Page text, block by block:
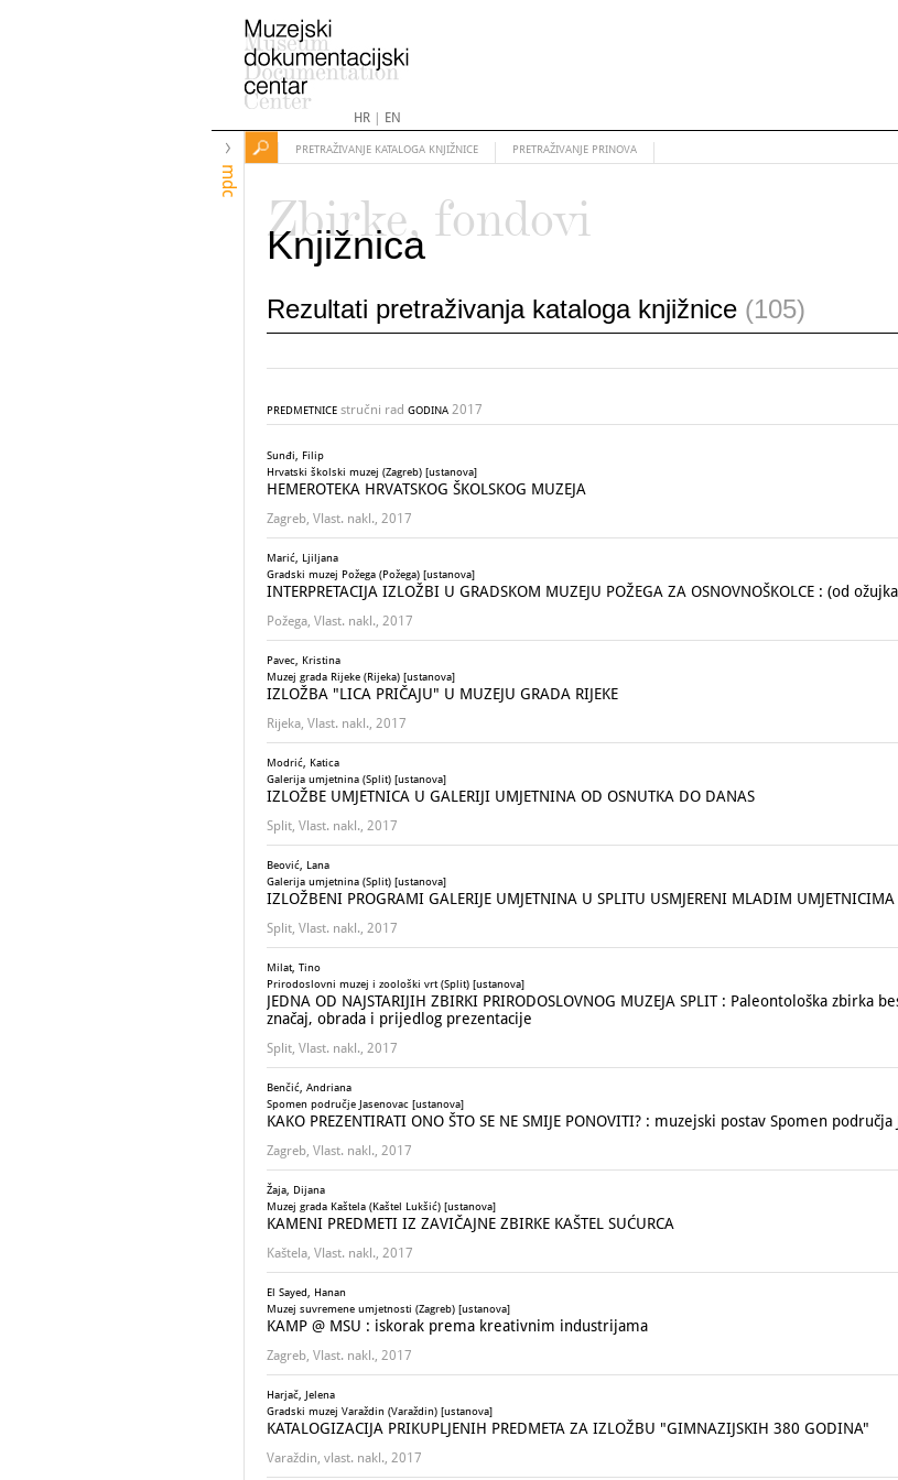
HR| EN
mdc
PRETRAŽIVANJE KATALOGA KNJIŽNICE PRETRAŽIVANJE PRINOVA
Zbirke, fondovi
Knjižnica
Rezultati pretraživanja kataloga knjižnice (105)
PREDMETNICE stručni rad GODINA 2017
Sunđi, Filip
Hrvatski školski muzej (Zagreb) [ustanova]
HEMEROTEKA HRVATSKOG ŠKOLSKOG MUZEJA
Zagreb, Vlast. nakl., 2017
Marić, Ljiljana
Gradski muzej Požega (Požega) [ustanova]
INTERPRETACIJA IZLOŽBI U GRADSKOM MUZEJU POŽEGA ZA OSNOVNOŠKOLCE : (od
Požega, Vlast. nakl., 2017
Pavec, Kristina
Muzej grada Rijeke (Rijeka) [ustanova]
IZLOŽBA "LICA PRIČAJU" U MUZEJU GRADA RIJEKE
Rijeka, Vlast. nakl., 2017
Modrić, Katica
Galerija umjetnina (Split) [ustanova]
IZLOŽBE UMJETNICA U GALERIJI UMJETNINA OD OSNUTKA DO DANAS
Split, Vlast. nakl., 2017
Beović, Lana
Galerija umjetnina (Split) [ustanova]
IZLOŽBENI PROGRAMI GALERIJE UMJETNINA U SPLITU USMJERENI MLADIM
Split, Vlast. nakl., 2017
Milat, Tino
Prirodoslovni muzej i zoološki vrt (Split) [ustanova]
JEDNA OD NAJSTARIJIH ZBIRKI PRIRODOSLOVNOG MUZEJA SPLIT : Paleontološka
značaj, obrada i prijedlog prezentacije
Split, Vlast. nakl., 2017
Benčić, Andriana
Spomen područje Jasenovac [ustanova]
KAKO PREZENTIRATI ONO ŠTO SE NE SMIJE PONOVITI? : muzejski postav Spomen
Zagreb, Vlast. nakl., 2017
Žaja, Dijana
Muzej grada Kaštela (Kaštel Lukšić) [ustanova]
KAMENI PREDMETI IZ ZAVIČAJNE ZBIRKE KAŠTEL SUĆURCA
Kaštela, Vlast. nakl., 2017
El Sayed, Hanan
Muzej suvremene umjetnosti (Zagreb) [ustanova]
KAMP @ MSU : iskorak prema kreativnim industrijama
Zagreb, Vlast. nakl., 2017
Harjač, Jelena
Gradski muzej Varaždin (Varaždin) [ustanova]
KATALOGIZACIJA PRIKUPLJENIH PREDMETA ZA IZLOŽBU "GIMNAZIJSKIH 380 GODINA"
Varaždin, vlast. nakl., 2017